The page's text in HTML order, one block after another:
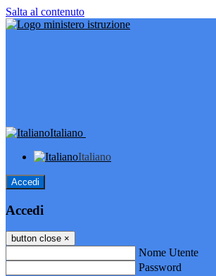
Salta al contenuto
Italiano
Italiano
Accedi
Accedi
button close ×
Nome Utente
Password